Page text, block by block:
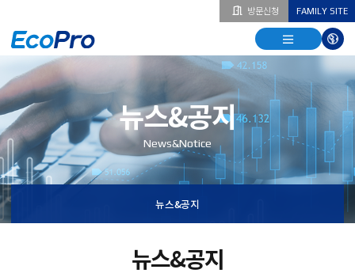
방문신청 FAMILY SITE
열기
열기
다국어
열기
뉴스&공지
News&Notice
뉴스&공지
뉴스&공지